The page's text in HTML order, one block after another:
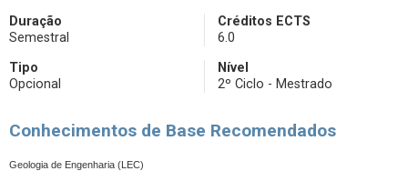
Duração
Semestral
Créditos ECTS
6.0
Tipo
Opcional
Nível
2º Ciclo - Mestrado
Conhecimentos de Base Recomendados
Geologia de Engenharia (LEC)